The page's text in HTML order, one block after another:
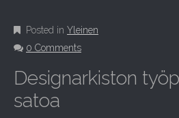
M
E
N
U
C
N
T
Posted in Yleinen
0 Comments
Designarkiston
satoa